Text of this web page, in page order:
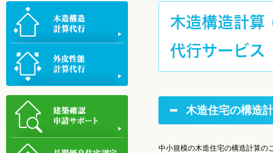
木造住宅の構造
中小規模の木造住宅の構造計算の